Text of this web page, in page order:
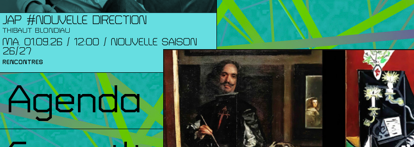
JAP #NOUVELLE DIRECTION
THIBAUT BLONDIAU
MA. 01.09.26 / 12:00 / NOUVELLE SAISON
26/27
RENCONTRES
Agenda